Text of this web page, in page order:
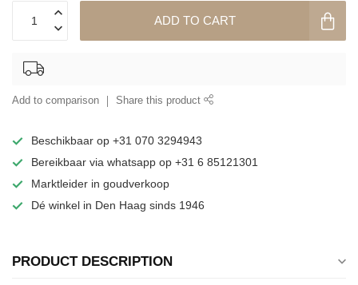
ADD TO CART
Add to comparison Share this product
Beschikbaar op +31 070 3294943
Bereikbaar via whatsapp op +31 6 85121301
Marktleider in goudverkoop
Dé winkel in Den Haag sinds 1946
PRODUCT DESCRIPTION